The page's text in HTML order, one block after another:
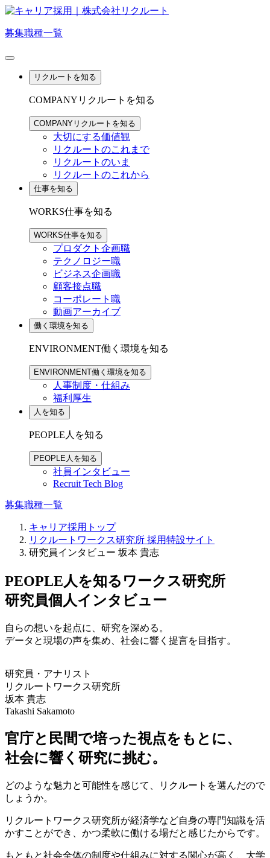
募集職種一覧
リクルートを知る
COMPANY リクルートを知る
COMPANY リクルートを知る
大切にする価値観
リクルートのこれまで
リクルートのいま
リクルートのこれから
仕事を知る
WORKS仕事を知る
WORKS仕事を知る
プロダクト企画職
テクノロジー職
ビジネス企画職
顧客接点職
コーポレート職
動画アーカイブ
働く環境を知る
ENVIRONMENT働く環境を知る
ENVIRONMENT働く環境を知る
人事制度・仕組み
福利厚生
人を知る
PEOPLE 人を知る
PEOPLE人を知る
社員インタビュー
Recruit Tech Blog
募集職種一覧
キャリア採用トップ
リクルートワークス研究所 採用特設サイト
研究員インタビュー 坂本 貴志
PEOPLE人を知る ワークス研究所
研究員個人インタビュー
自らの想いを起点に、研究を深める。
データと現場の声を集め、社会に響く提言を目指す。
研究員・アナリスト
リクルートワークス研究所
坂本 貴志
Takashi Sakamoto
官庁と民間で培った視点をもとに、
社会に響く研究に挑む。
どのような魅力と可能性を感じて、リクルートを選んだので
しょうか。
リクルートワークス研究所が経済学など自身の専門知識を活
かすことができ、かつ柔軟に働ける場だと感じたからです。
もともと社会全体の制度や仕組みに対する関心が高く、大学